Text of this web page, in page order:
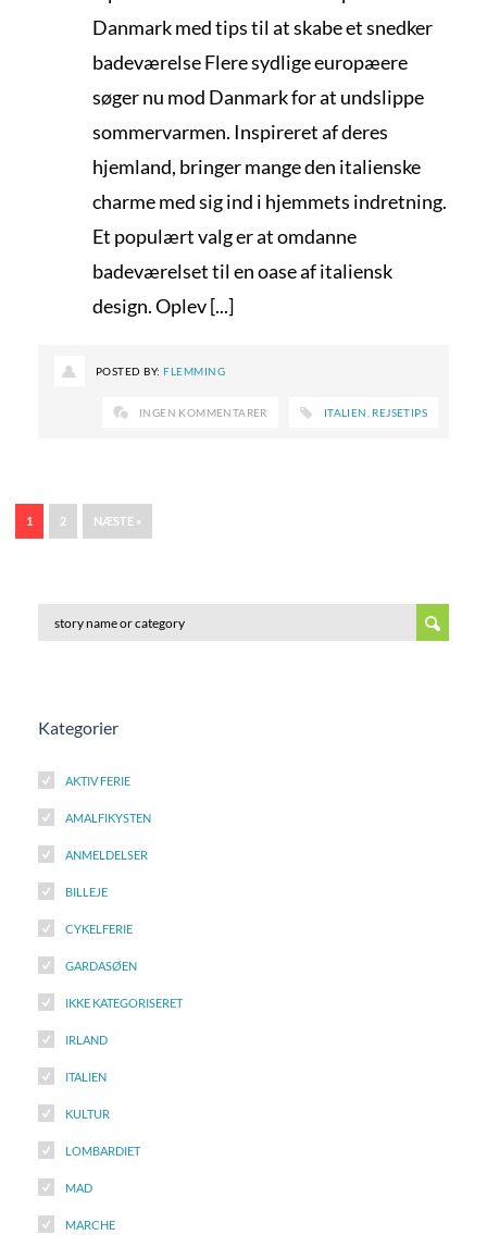
Danmark med tips til at skabe et snedker
badeværelse Flere sydlige europæere
søger nu mod Danmark for at undslippe
sommervarmen. Inspireret af deres
hjemland, bringer mange den italienske
charme med sig ind i hjemmets indretning.
Et populært valg er at omdanne
badeværelset til en oase af italiensk
design. Oplev [...]
POSTED BY:FLEMMING
INGEN KOMMENTARER ITALIEN REJSETIPS
1 2 NÆSTE »
Kategorier
AKTIV FERIE
AMALFIKYSTEN
ANMELDELSER
BILLEJE
CYKELFERIE
GARDASØEN
IKKE KATEGORISERET
IRLAND
ITALIEN
KULTUR
LOMBARDIET
MAD
MARCHE